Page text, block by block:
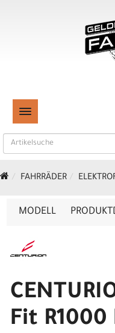
TOGGLE NAVIGATION
FAHRRÄDER
MODELL
Fit R1000